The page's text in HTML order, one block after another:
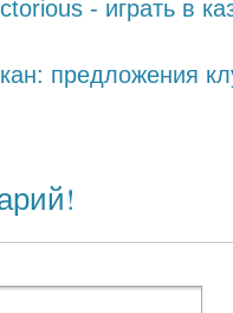
- играть в
предложения